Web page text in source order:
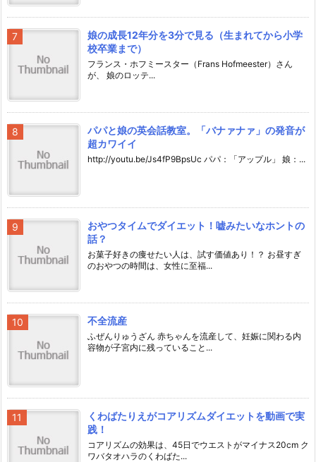
娘の成長12年分を3分で見る（生まれてから小学
校卒業まで）
フランス・ホフミースター（Frans Hofmeester）さん
が、 娘のロッテ...
パパと娘の英会話教室。「バナァナァ」の発音が
超カワイイ
http://youtu.be/Js4fP9BpsUc パパ：「アップル」 娘：...
おやつタイムでダイエット！嘘みたいなホントの
話？
お菓子好きの痩せたい人は、試す価値あり！？ お昼すぎ
のおやつの時間は、女性に至福...
不全流産
ふぜんりゅうざん 赤ちゃんを流産して、妊娠に関わる内
容物が子宮内に残っていること...
くわばたりえがコアリズムダイエットを動画で実
践！
コアリズムの効果は、45日でウエストがマイナス20cm ク
ワバタオハラのくわばた...